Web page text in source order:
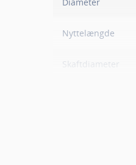
Nyttelængde
Skaftdiameter